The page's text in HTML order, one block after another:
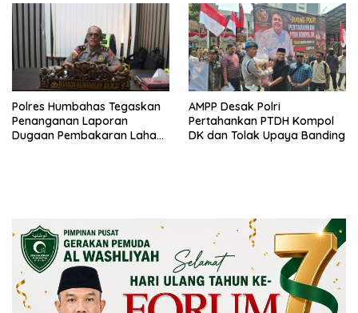
Polres Humbahas Tegaskan
Penanganan Laporan
Dugaan Pembakaran Lahan
AMPP Desak Polri
Pertahankan PTDH Kompol
DK dan Tolak Upaya Banding